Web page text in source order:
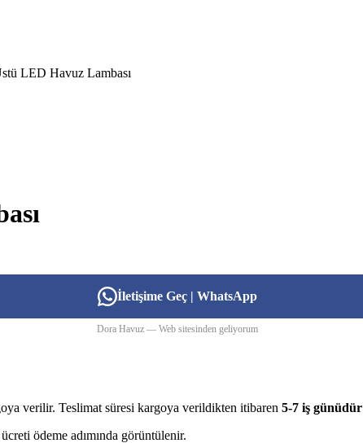
LED Havuz Lambası
İletişime Geç | WhatsApp
Dora Havuz — Web sitesinden geliyorum
verilir. Teslimat süresi kargoya verildikten itibaren 5-7 iş günüdür
ödeme adımında görüntülenir.